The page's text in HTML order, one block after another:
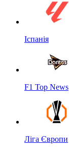
Іспанія
F1 Top News
Ліга Європи